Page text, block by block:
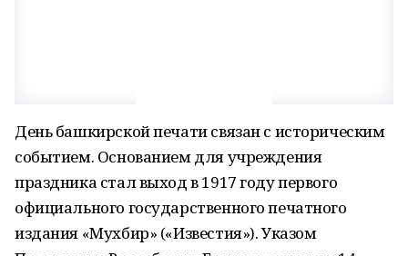
День башкирской печати связан с историческим
событием. Основанием для учреждения
праздника стал выход в 1917 году первого
официального государственного печатного
издания «Мухбир» («Известия»). Указом